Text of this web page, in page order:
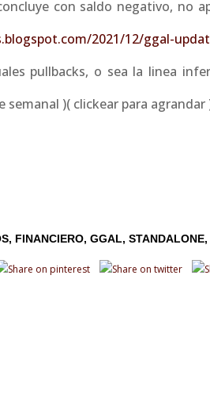
con saldo negativo, no
2021/12/ggal-
pullbacks, o sea la linea
semanal )( clickear para agrandar
FINANCIERO GGAL STANDALONE